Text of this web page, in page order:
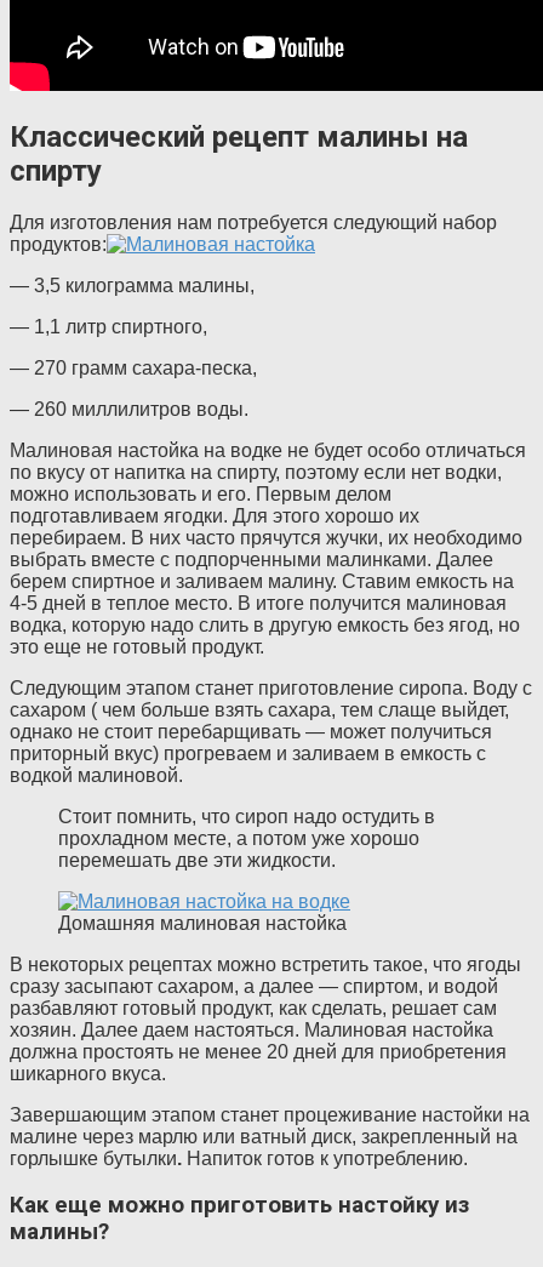
Классический рецепт малины на
спирту
Для изготовления нам потребуется следующий набор
продуктов:
— 3,5 килограмма малины,
— 1,1 литр спиртного,
— 270 грамм сахара-песка,
— 260 миллилитров воды.
Малиновая настойка на водке не будет особо отличаться
по вкусу от напитка на спирту, поэтому если нет водки,
можно использовать и его. Первым делом
подготавливаем ягодки. Для этого хорошо их
перебираем. В них часто прячутся жучки, их необходимо
выбрать вместе с подпорченными малинками. Далее
берем спиртное и заливаем малину. Ставим емкость на
4-5 дней в теплое место. В итоге получится малиновая
водка, которую надо слить в другую емкость без ягод, но
это еще не готовый продукт.
Следующим этапом станет приготовление сиропа. Воду с
сахаром ( чем больше взять сахара, тем слаще выйдет,
однако не стоит перебарщивать — может получиться
приторный вкус) прогреваем и заливаем в емкость с
водкой малиновой.
Стоит помнить, что сироп надо остудить в
прохладном месте, а потом уже хорошо
перемешать две эти жидкости.
Домашняя малиновая настойка
В некоторых рецептах можно встретить такое, что ягоды
сразу засыпают сахаром, а далее — спиртом, и водой
разбавляют готовый продукт, как сделать, решает сам
хозяин. Далее даем настояться. Малиновая настойка
должна простоять не менее 20 дней для приобретения
шикарного вкуса.
Завершающим этапом станет процеживание настойки на
малине через марлю или ватный диск, закрепленный на
горлышке бутылки. Напиток готов к употреблению.
Как еще можно приготовить настойку из
малины?